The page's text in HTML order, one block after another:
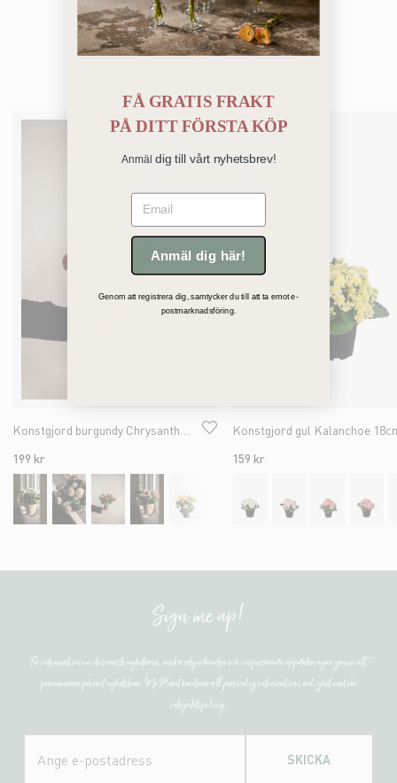
199 kr
Konstgjord gul Kalanchoe
159 kr
Sign me up!
Få information om de senaste nyheterna, unika erbjudanden och inspirerande uppdateringar genom att
prenumerera på vårt nyhetsbrev. Mr Plant hanterar all personlig information i enlighet med vår
integritetspolicy.
SKICKA
FÅ GRATIS FRAKT
PÅDITT FÖRSTA KÖP
Anmäl dig till vårt nyhetsbrev!
Email
Anmäl dig här!
Genom att registrera dig, samtycker du till att ta emot e-
postmarknadsföring.